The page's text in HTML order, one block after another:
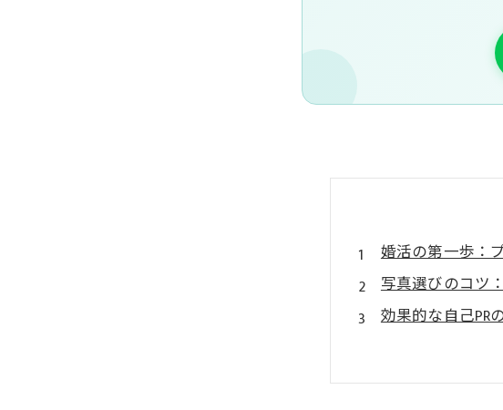
婚活の第一歩：
写真選びのコツ
効果的な自己PR
プロフィール
理想のパートナ